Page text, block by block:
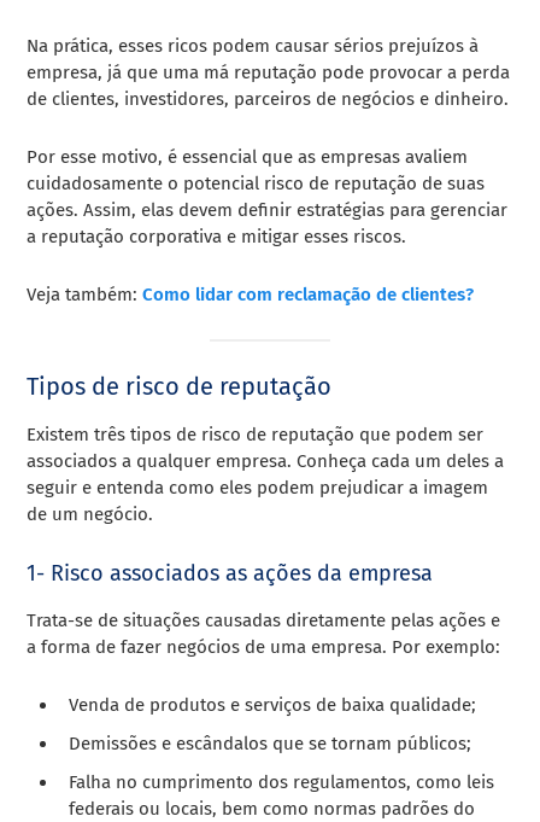
Na prática, esses ricos podem causar sérios prejuízos à
empresa, já que uma má reputação pode provocar a perda
de clientes, investidores, parceiros de negócios e dinheiro.
Por esse motivo, é essencial que as empresas avaliem
cuidadosamente o potencial risco de reputação de suas
ações. Assim, elas devem definir estratégias para gerenciar
a reputação corporativa e mitigar esses riscos.
Veja também: Como lidar com reclamação de clientes?
Tipos de risco de reputação
Existem três tipos de risco de reputação que podem ser
associados a qualquer empresa. Conheça cada um deles a
seguir e entenda como eles podem prejudicar a imagem
de um negócio.
1- Risco associados as ações da empresa
Trata-se de situações causadas diretamente pelas ações e
a forma de fazer negócios de uma empresa. Por exemplo:
Venda de produtos e serviços de baixa qualidade;
Demissões e escândalos que se tornam públicos;
Falha no cumprimento dos regulamentos, como leis
federais ou locais, bem como normas padrões do